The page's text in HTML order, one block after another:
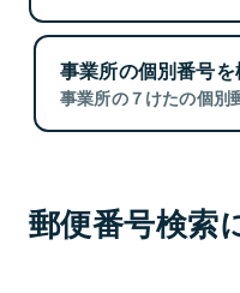
事業所の個別番号を
事業所の７けたの個別
郵便番号検索